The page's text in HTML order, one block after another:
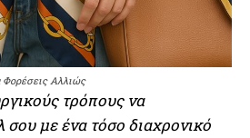
Αλλιώς
τρόπους να
σου με ένα τόσο διαχρονικό